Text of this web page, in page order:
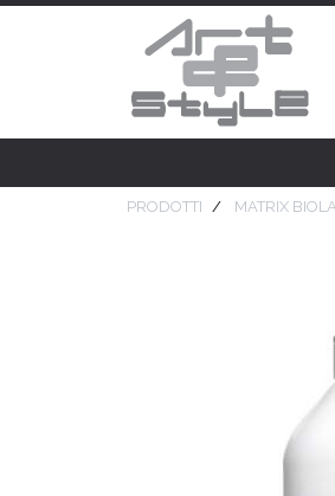
PRODOTTI MATRIX